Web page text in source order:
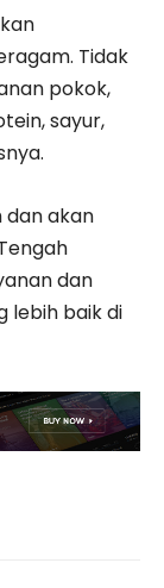
Tidak
pokok,
sayur,
akan
dan
lebih baik di